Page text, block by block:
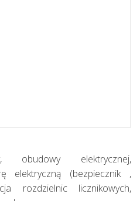
obudowy elektrycznej,
elektryczną (bezpiecznik ,
rozdzielnic licznikowych,